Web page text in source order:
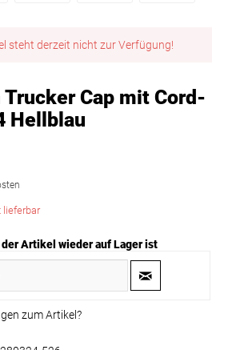
steht derzeit nicht zur Verfügung!
Cap mit Cord-
Hellblau
lieferbar
Artikel wieder auf Lager ist
zum Artikel?